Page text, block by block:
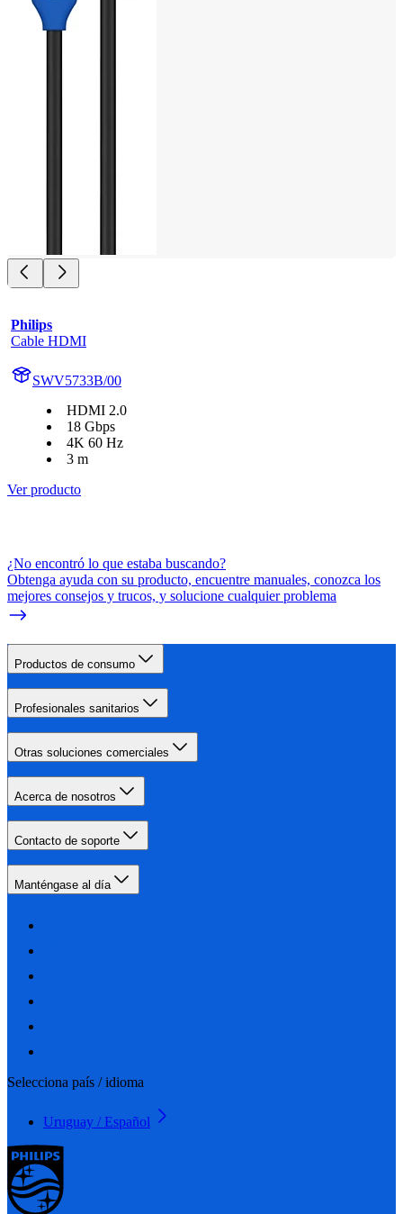
Philips
Cable HDMI
SWV5733B/00
HDMI 2.0
18 Gbps
4K 60 Hz
3 m
Ver producto
¿No encontró lo que estaba buscando?
Obtenga ayuda con su producto, encuentre manuales, conozca los
mejores consejos y trucos, y solucione cualquier problema
Productos de consumo
Profesionales sanitarios
Otras soluciones comerciales
Acerca de nosotros
Contacto de soporte
Manténgase al día
Selecciona país / idioma
Uruguay / Español